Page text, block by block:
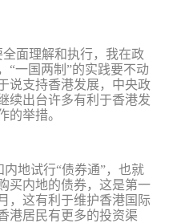
面理解和执行，我在政
“一国两制 ”的实践要不动
说支持香港发展，中央政
续出台许多有利于香港发
的举措。
内地试行“债券通”，也就
买内地的债券，这是第一
，这有利于维护香港国际
港居民有更多的投资渠